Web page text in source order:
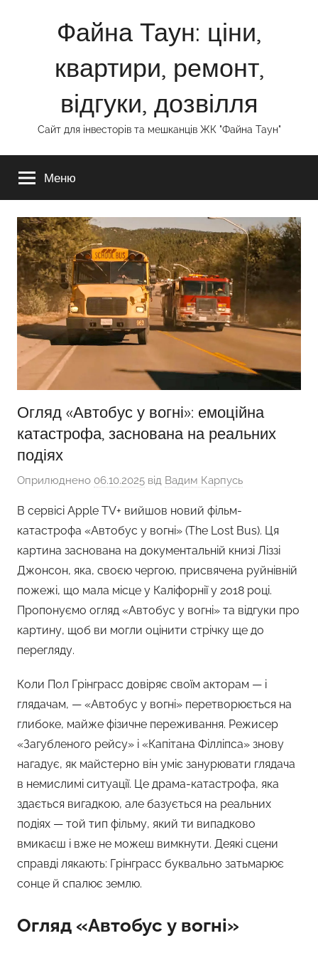
Файна Таун: ціни,
квартири, ремонт,
відгуки, дозвілля
Сайт для інвесторів та мешканців ЖК "Файна Таун"
Меню
Огляд «Автобус у вогні»: емоційна
катастрофа, заснована на реальних
подіях
Оприлюднено 06.10.2025 від Вадим Карпусь
В сервісі Apple TV+ вийшов новий фільм-
катастрофа «Автобус у вогні» (The Lost Bus). Ця
картина заснована на документальній книзі Ліззі
Джонсон, яка, своєю чергою, присвячена руйнівній
пожежі, що мала місце у Каліфорнії у 2018 році.
Пропонуємо огляд «Автобус у вогні» та відгуки про
картину, щоб ви могли оцінити стрічку ще до
перегляду.
Коли Пол Грінграсс довіряє своїм акторам — і
глядачам, — «Автобус у вогні» перетворюється на
глибоке, майже фізичне переживання. Режисер
«Загубленого рейсу» і «Капітана Філліпса» знову
нагадує, як майстерно він уміє занурювати глядача
в немислимі ситуації. Це драма-катастрофа, яка
здається вигадкою, але базується на реальних
подіях — той тип фільму, який ти випадково
вмикаєш і вже не можеш вимкнути. Деякі сцени
справді лякають: Грінграсс буквально затьмарює
сонце й спалює землю.
Огляд «Автобус у вогні»